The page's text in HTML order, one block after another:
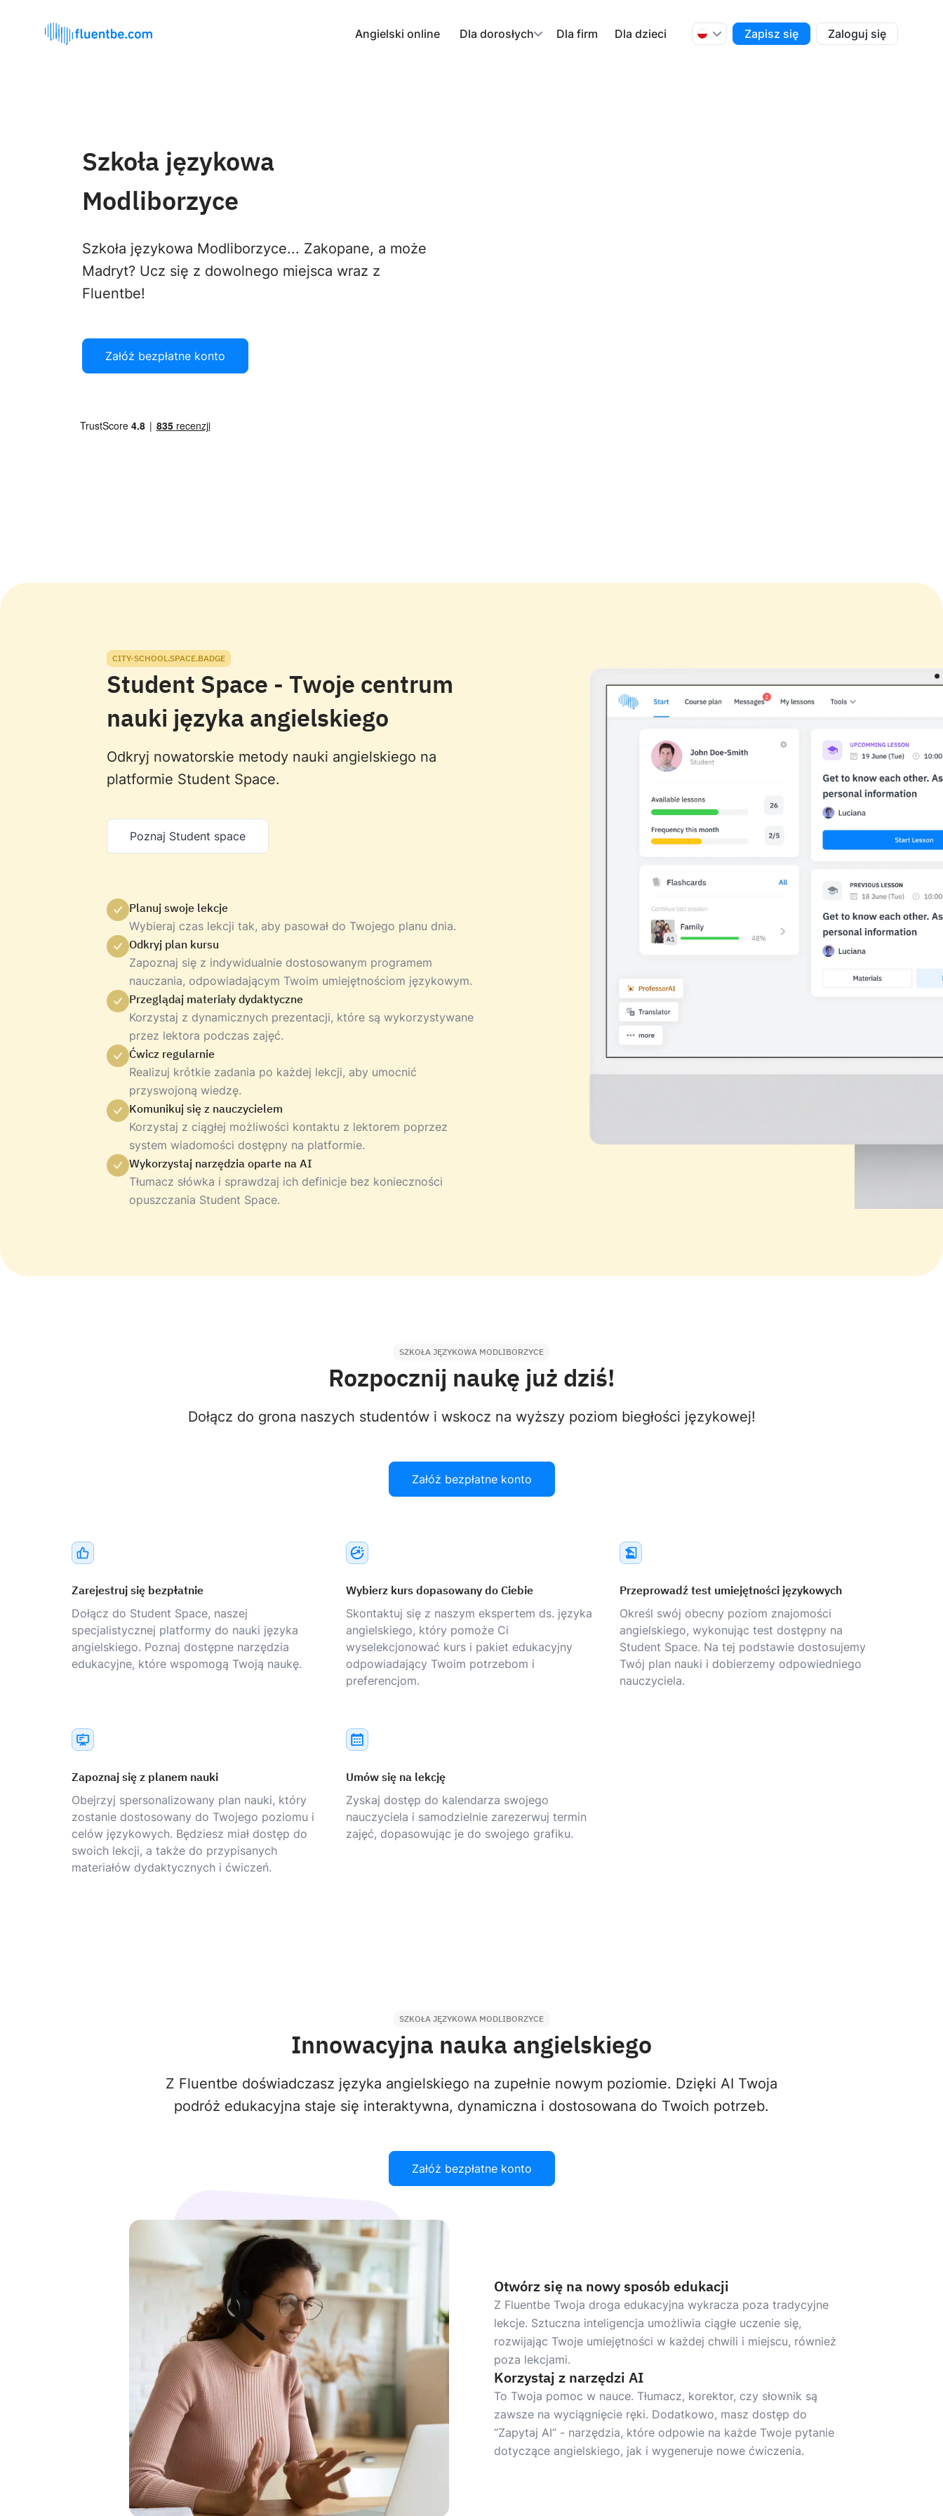
Angielski online Dla dorosłych Dla firm Dla dzieci Zapisz się Zaloguj się
Szkoła językowa
Modliborzyce
Szkoła językowa Modliborzyce... Zakopane, a może
Madryt? Ucz się z dowolnego miejsca wraz z
Fluentbe!
Załóż bezpłatne konto
CITY-SCHOOL.SPACE.BADGE
Student Space - Twoje centrum
nauki języka angielskiego
Odkryj nowatorskie metody nauki angielskiego na
platformie Student Space.
Poznaj Student space
Planuj swoje lekcje
Wybieraj czas lekcji tak, aby pasował do Twojego planu dnia.
Odkryj plan kursu
Zapoznaj się z indywidualnie dostosowanym programem
nauczania, odpowiadającym Twoim umiejętnościom językowym.
Przeglądaj materiały dydaktyczne
Korzystaj z dynamicznych prezentacji, które są wykorzystywane
przez lektora podczas zajęć.
Ćwicz regularnie
Realizuj krótkie zadania po każdej lekcji, aby umocnić
przyswojoną wiedzę.
Komunikuj się z nauczycielem
Korzystaj z ciągłej możliwości kontaktu z lektorem poprzez
system wiadomości dostępny na platformie.
Wykorzystaj narzędzia oparte na AI
Tłumacz słówka i sprawdzaj ich definicje bez konieczności
opuszczania Student Space.
SZKOŁA JĘZYKOWA MODLIBORZYCE
Rozpocznij naukę już dziś!
Dołącz do grona naszych studentów i wskocz na wyższy poziom biegłości językowej!
Załóż bezpłatne konto
Zarejestruj się bezpłatnie
Dołącz do Student Space, naszej
specjalistycznej platformy do nauki języka
angielskiego. Poznaj dostępne narzędzia
edukacyjne, które wspomogą Twoją naukę.
Wybierz kurs dopasowany do Ciebie
Skontaktuj się z naszym ekspertem ds. języka
angielskiego, który pomoże Ci
wyselekcjonować kurs i pakiet edukacyjny
odpowiadający Twoim potrzebom i
preferencjom.
Przeprowadź test umiejętności językowych
Określ swój obecny poziom znajomości
angielskiego, wykonując test dostępny na
Student Space. Na tej podstawie dostosujemy
Twój plan nauki i dobierzemy odpowiedniego
nauczyciela.
Zapoznaj się z planem nauki
Obejrzyj spersonalizowany plan nauki, który
zostanie dostosowany do Twojego poziomu i
celów językowych. Będziesz miał dostęp do
swoich lekcji, a także do przypisanych
materiałów dydaktycznych i ćwiczeń.
Umów się na lekcję
Zyskaj dostęp do kalendarza swojego
nauczyciela i samodzielnie zarezerwuj termin
zajęć, dopasowując je do swojego grafiku.
SZKOŁA JĘZYKOWA MODLIBORZYCE
Innowacyjna nauka angielskiego
Z Fluentbe doświadczasz języka angielskiego na zupełnie nowym poziomie. Dzięki AI Twoja
podróż edukacyjna staje się interaktywna, dynamiczna i dostosowana do Twoich potrzeb.
Załóż bezpłatne konto
Otwórz się na nowy sposób edukacji
Z Fluentbe Twoja droga edukacyjna wykracza poza tradycyjne
lekcje. Sztuczna inteligencja umożliwia ciągłe uczenie się,
rozwijając Twoje umiejętności w każdej chwili i miejscu, również
poza lekcjami.
Korzystaj z narzędzi AI
To Twoja pomoc w nauce. Tłumacz, korektor, czy słownik są
zawsze na wyciągnięcie ręki. Dodatkowo, masz dostęp do
“Zapytaj AI” - narzędzia, które odpowie na każde Twoje pytanie
dotyczące angielskiego, jak i wygeneruje nowe ćwiczenia.